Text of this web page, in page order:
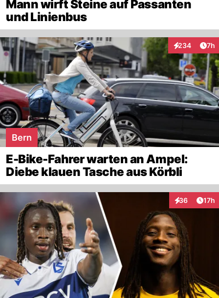
Mann wirft Steine auf Passanten
und Linienbus
234
Interaktionen
7h
Bern
E-Bike-Fahrer warten an Ampel:
Diebe klauen Tasche aus Körbli
36
Interaktionen
17h